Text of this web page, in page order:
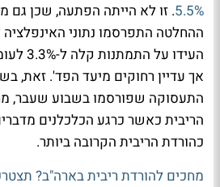
5.5%. זו לא הייתה הפתעה, שכן גם
ההחלטה התפרסמו נתוני
אך עדיין רחוקים מיעד הפד'. זאת,
התעסוקה שפורסמו בשבוע שעבר,
הריבית כאשר כרגע הכלכלנים
כהורדת הריבית הקרובה ביותר.
מחכים להורדת ריבית בארה"ב?